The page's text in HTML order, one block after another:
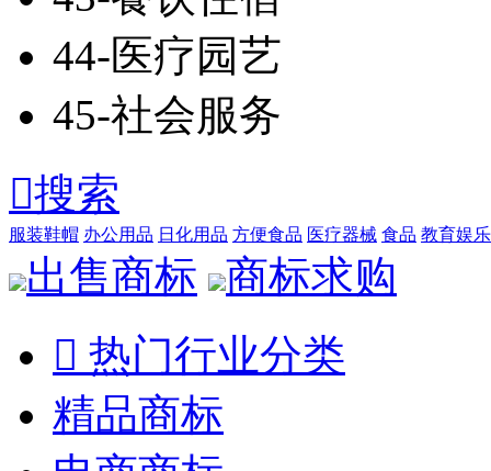
44-医疗园艺
45-社会服务
搜索
服装鞋帽 办公用品 日化用品 方便食品 医疗器械 食品 教育娱乐
出售商标
商标求购
 热门行业分类
精品商标